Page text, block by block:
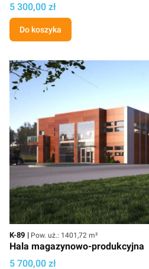
Cena projektu
5 300,00 zł
Do koszyka
Kod
K-89 Powierzchnia użytkowa
Pow. uż.: 1401,72 m²
Hala magazynowo-produkcyjna
Cena projektu
5 700,00 zł